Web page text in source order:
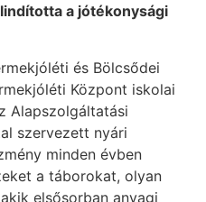
a jótékonysági
és Bölcsődei
Központ iskolai
Alapszolgáltatási
szervezett nyári
minden évben
a táborokat, olyan
elsősorban anyagi